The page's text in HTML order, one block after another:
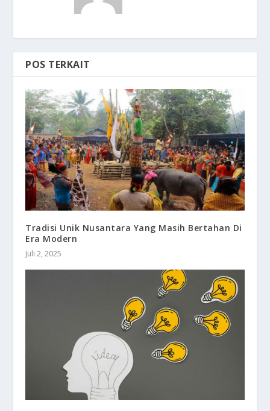
POS TERKAIT
Tradisi Unik Nusantara Yang Masih Bertahan Di
Era Modern
Juli 2, 2025